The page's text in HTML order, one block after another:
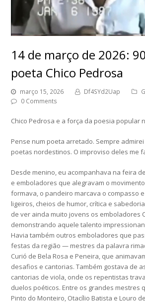
14 de março de 2026:
poeta Chico Pedrosa
março 15, 2026 Df4SYd2Uap
0 Comments
Chico Pedrosa e a força da poesia popular
Pense num poeta arretado. Sempre
poetas nordestinos. O improviso deles me
Desde menino, eu acompanhava na feira
e emboladores que alegravam o
formava, o pandeiro marcava o compasso
ligeiros, cheios de humor, crítica e
de ver ainda muito jovens os emboladores
demonstrando aquele talento
Havia também outros emboladores que
festas da região — mestres da palavra
Curió de Bela Rosa e Peneira, que
desafios e cantorias. Também gostava de
cantorias de viola, onde os repentistas
duelos poéticos. Entre os grandes mestres
Pinto do Monteiro, Otacílio Batista e Louro